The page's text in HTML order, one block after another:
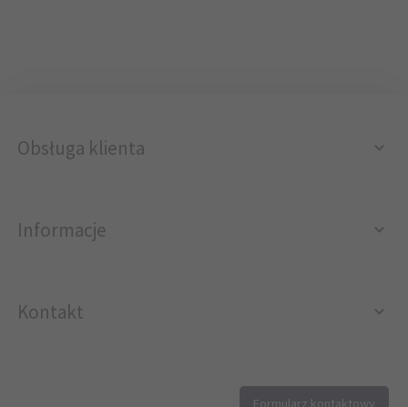
Obsługa klienta
Informacje
Kontakt